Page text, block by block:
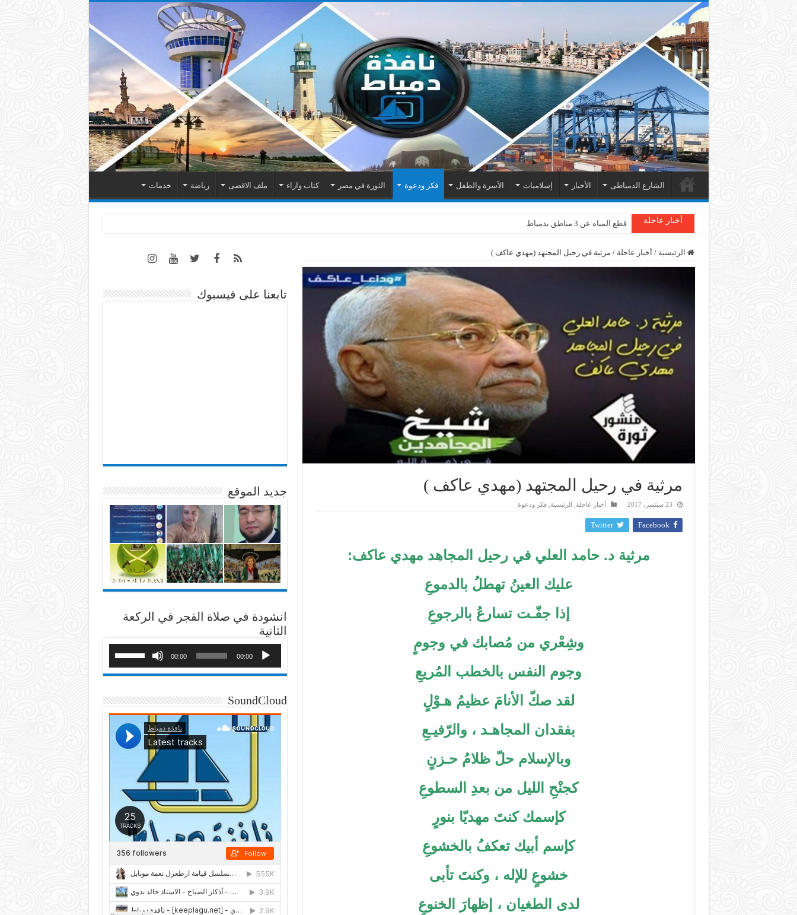
الشارع الدمياطى الأخبار إسلاميات الأسرة والطفل فكر ودعوة الثورة في مصر كتاب واراء ملف الاقصى رياضة خدمات
أخبار عاجلة قطع المياه عن 3 مناطق بدمياط
دمياط : سقوط شجرة على الأسلاك الكهربائية بمنطقة المطرى
الرئيسية / أخبار عاجلة / مرثية في رحيل المجتهد (مهدي عاكف )
مرثية في رحيل المجتهد (مهدي عاكف )
23 سبتمبر، 2017 أخبار عاجلة الرئيسية ,فكر ودعوة
Facebook
Twitter
مرثية د. حامد العلي في رحيل المجاهد مهدي عاكف:
عليك العينُ تهطلُ بالدموعِ
إذا جفّـت تسارعُ بالرجوعِ
وشِعْري من مُصابك في وجومٍ
وجوم النفس بالخطب المُريعِ
لقد صكّ الأنامَ عظيمُ هـوْلٍ
بفقدان المجاهـد ، والرّفيـعِ
وبالإسلام حلّ ظلامُ حـزنٍ
كجنْحِ الليل من بعدِ السطوعِ
كإسمك كنتَ مهديّا بنورٍ
كإسم أبيك تعكفُ بالخشوعِ
خشوعٍ للإله ، وكنتَ تأبى
لدى الطغيان ، إظهارَ الخنوعِ
تابعنا على فيسبوك
جديد الموقع
انشودة في صلاة الفجر في الركعة
الثانية
00:00
00:00
SoundCloud